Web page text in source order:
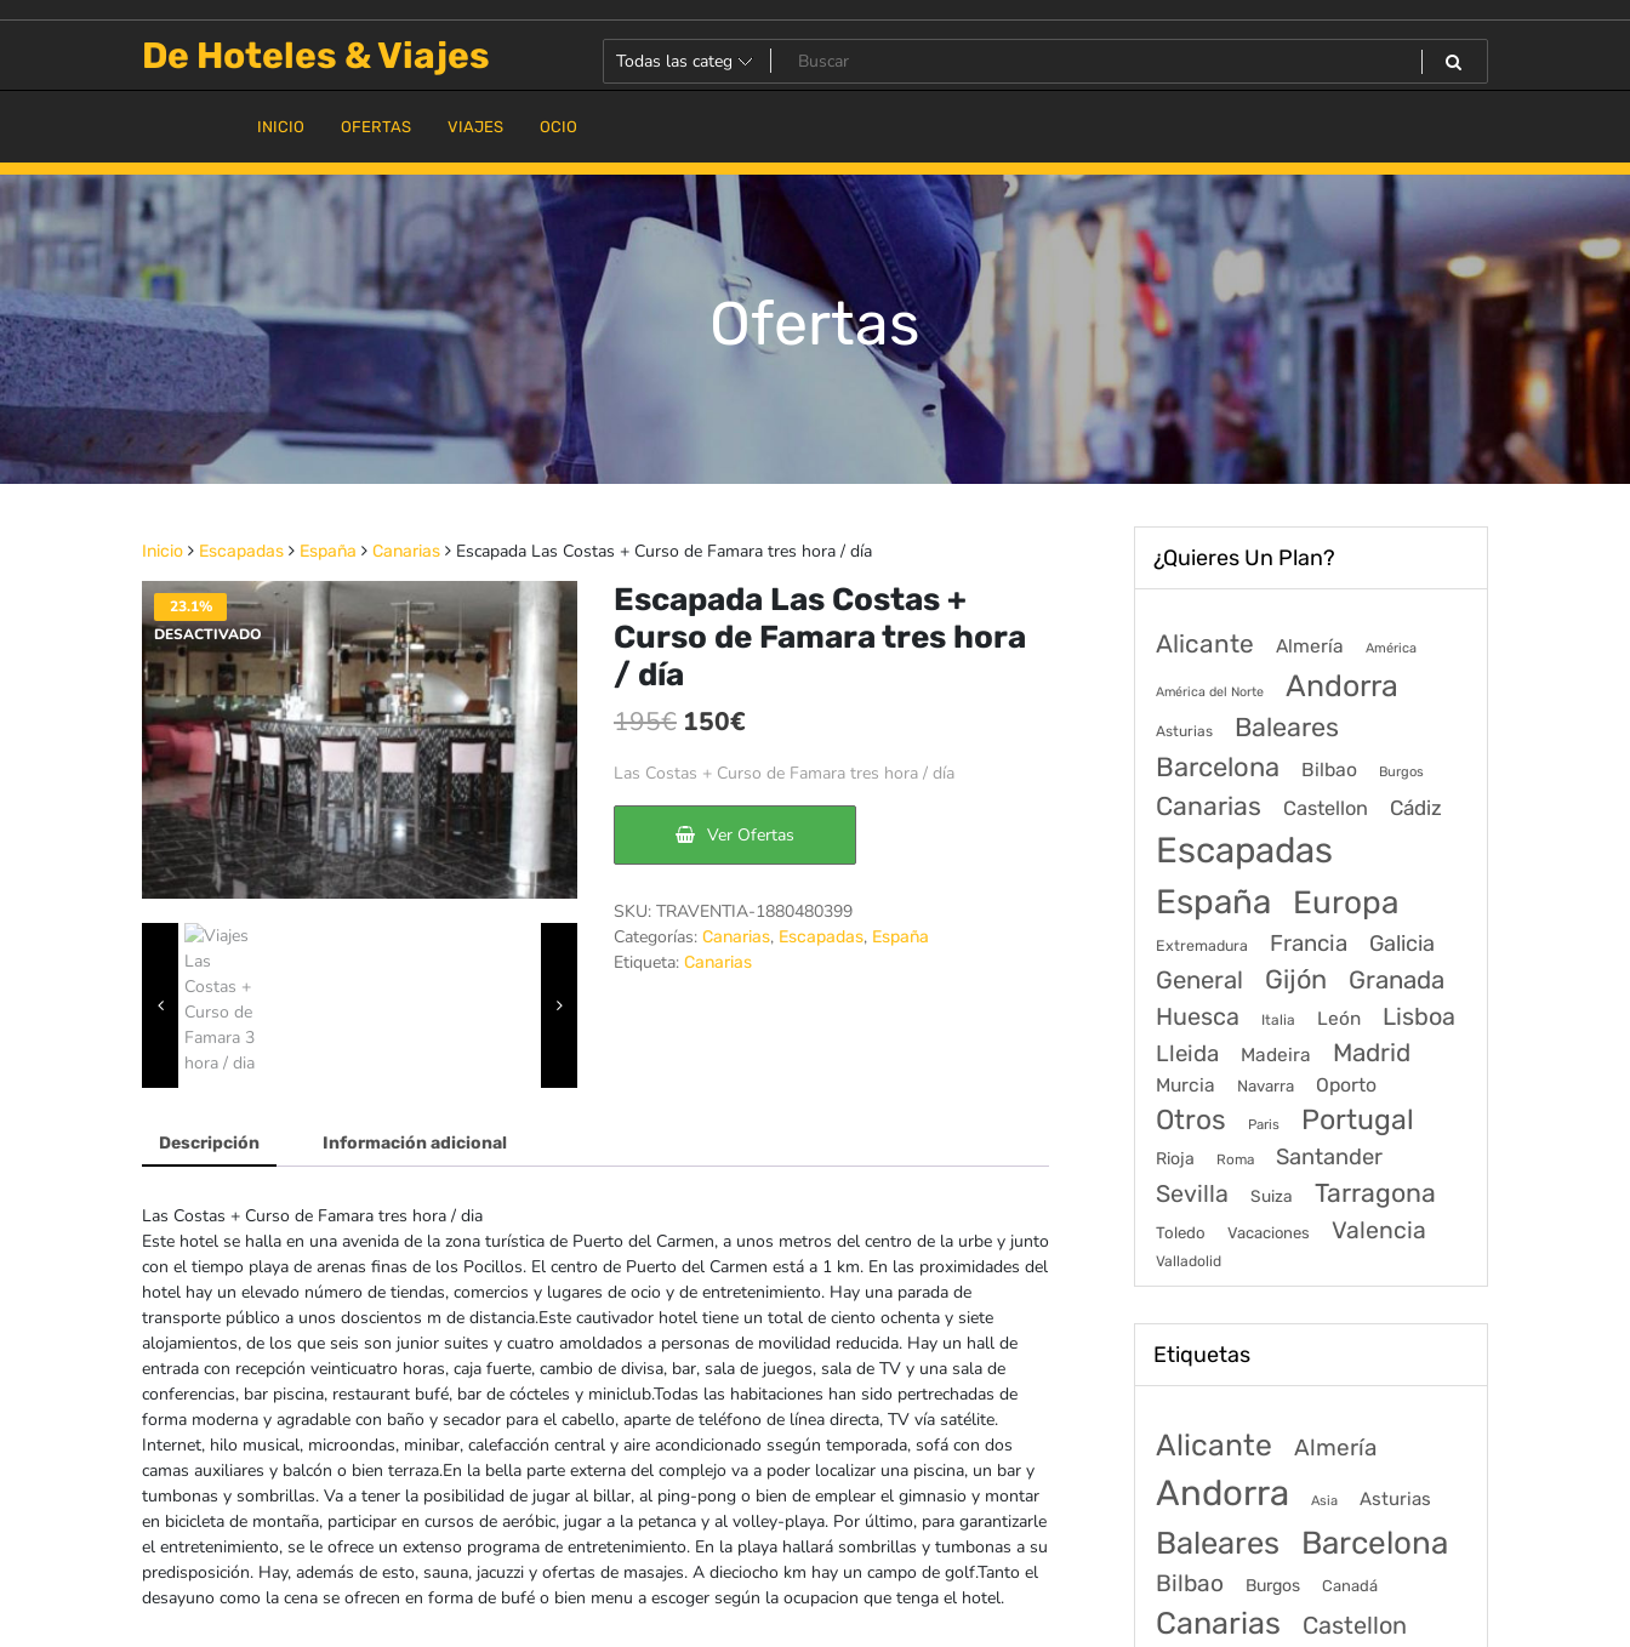
De Hoteles & Viajes
INICIO OFERTAS VIAJES OCIO
Ofertas
Inicio Escapadas España Canarias Escapada Las Costas + Curso de Famara tres hora / día
23.1%
DESACTIVADO
Escapada Las Costas +
Curso de Famara tres hora
/ día
195€ El
precio
era:
195€.
150€El
precio
es:
150€.
Las Costas + Curso de Famara tres hora / día
Ver Ofertas
SKU: TRAVENTIA-1880480399
Categorías: Canarias, Escapadas, España
Etiqueta: Canarias
Descripción Información adicional
Las Costas + Curso de Famara tres hora / dia
Este hotel se halla en una avenida de la zona turística de Puerto del Carmen, a unos metros del centro de la urbe y junto
con el tiempo playa de arenas finas de los Pocillos. El centro de Puerto del Carmen está a 1 km. En las proximidades del
hotel hay un elevado número de tiendas, comercios y lugares de ocio y de entretenimiento. Hay una parada de
transporte público a unos doscientos m de distancia.Este cautivador hotel tiene un total de ciento ochenta y siete
alojamientos, de los que seis son junior suites y cuatro amoldados a personas de movilidad reducida. Hay un hall de
entrada con recepción veinticuatro horas, caja fuerte, cambio de divisa, bar, sala de juegos, sala de TV y una sala de
conferencias, bar piscina, restaurant bufé, bar de cócteles y miniclub.Todas las habitaciones han sido pertrechadas de
forma moderna y agradable con baño y secador para el cabello, aparte de teléfono de línea directa, TV vía satélite.
Internet, hilo musical, microondas, minibar, calefacción central y aire acondicionado ssegún temporada, sofá con dos
camas auxiliares y balcón o bien terraza.En la bella parte externa del complejo va a poder localizar una piscina, un bar y
tumbonas y sombrillas. Va a tener la posibilidad de jugar al billar, al ping-pong o bien de emplear el gimnasio y montar
en bicicleta de montaña, participar en cursos de aeróbic, jugar a la petanca y al volley-playa. Por último, para garantizarle
el entretenimiento, se le ofrece un extenso programa de entretenimiento. En la playa hallará sombrillas y tumbonas a su
predisposición. Hay, además de esto, sauna, jacuzzi y ofertas de masajes. A dieciocho km hay un campo de golf.Tanto el
desayuno como la cena se ofrecen en forma de bufé o bien menu a escoger según la ocupacion que tenga el hotel.
¿Quieres Un Plan?
Alicante Almería América
América del Norte Andorra
Asturias Baleares
Barcelona Bilbao Burgos
Canarias Castellon Cádiz
Escapadas
España Europa
Extremadura Francia Galicia
General Gijón
Granada
Huesca
Italia León Lisboa
Lleida Madeira Madrid
Murcia Navarra Oporto
Otros Paris Portugal
Rioja Roma Santander
Sevilla Suiza Tarragona
Toledo Vacaciones Valencia
Valladolid
Etiquetas
Alicante Almería
Andorra Asia Asturias
Baleares Barcelona
Bilbao Burgos Canadá
Canarias
Castellon